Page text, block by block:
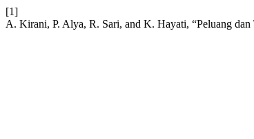
[1]
A. Kirani, P. Alya, R. Sari, and K. Hayati, “Peluang